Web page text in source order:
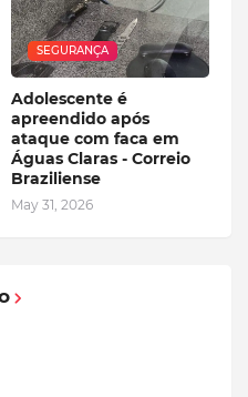
SEGURANÇA
Adolescente é
apreendido após
ataque com faca em
Águas Claras - Correio
Braziliense
May 31, 2026